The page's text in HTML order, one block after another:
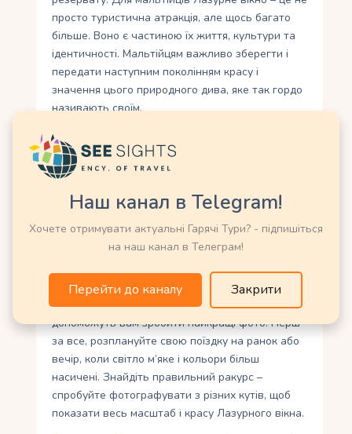
просто туристична атракція, але щось багато
більше. Воно є частиною їх життя, культури та
ідентичності. Мальтійцям важливо зберегти і
передати наступним поколінням красу і
значення цього природного дива, яке так гордо
називають своїм.
Секрети фотографування
Лазурного вікна: як
зробити незабутні знімки
Фотографування Лазурного вікна на Мальті – це
справжнє задоволення для будь-якого
любителя фотографії. Але як зробити незабутні
знімки цього унікального природного
пам’ятника? Ось декілька секретів, які
допоможуть вам зробити найкращі фото. Перш
за все, розплануйте свою поїздку на ранок або
вечір, коли світло м’яке і кольори більш
насичені. Знайдіть правильний ракурс –
спробуйте фотографувати з різних кутів, щоб
показати весь масштаб і красу Лазурного вікна.
Наш канал в Telegram!
Хочете отримувати актуальні Гарячі Тури? - підпишіться
на наш канал в Телеграм!
Перейти до каналу Закрити